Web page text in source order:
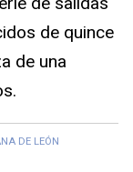
de quince
de una
DE LEÓN